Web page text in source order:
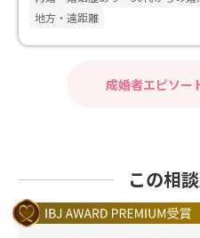
地方・遠距離
成婚者エピソー
この相